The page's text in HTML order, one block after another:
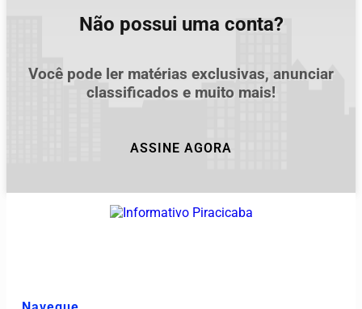
Não possui uma conta?
Você pode ler matérias exclusivas, anunciar
classificados e muito mais!
ASSINE AGORA